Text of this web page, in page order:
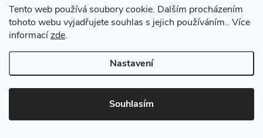
Tento web používá soubory cookie. Dalším procházením
tohoto webu vyjadřujete souhlas s jejich používáním.. Více
informacízde.
Nastavení
Souhlasím
JAK DLOUHO TRVÁ LAMINACE ŘAS?
5.8.2026